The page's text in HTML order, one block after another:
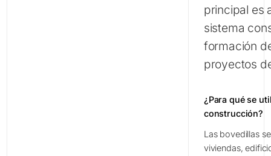
principal es
sistema
formación
proyectos
¿Para qué se
construcción?
Las bovedillas
viviendas,